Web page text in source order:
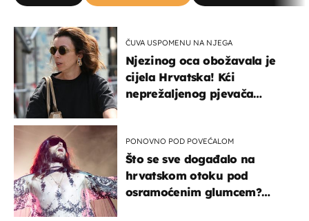
ČUVA USPOMENU NA NJEGA
Njezinog oca obožavala je
cijela Hrvatska! Kći
neprežaljenog pjevača
PONOVNO POD POVEĆALOM
Što se sve događalo na
hrvatskom otoku pod
osramoćenim glumcem?